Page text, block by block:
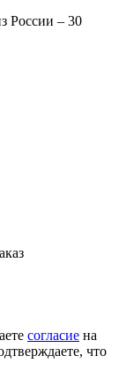
России – 30
согласие на
что